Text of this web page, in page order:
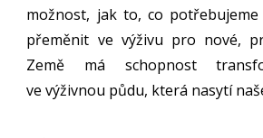
možnost, jak to, co potřebujeme
přeměnit ve výživu pro nové,
Země má schopnost
ve výživnou půdu, která nasytí